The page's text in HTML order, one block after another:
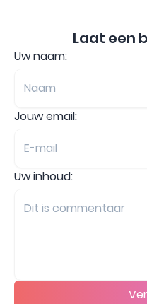
Laat een
Uw naam:
Jouw email:
Uw inhoud: